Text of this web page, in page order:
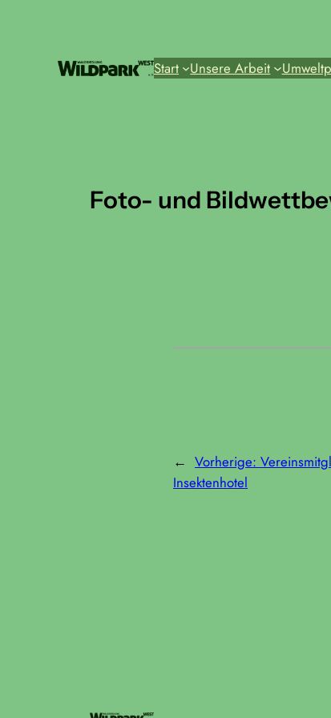
Start Unsere Arbeit
Foto- und
← Vorherige:
Insektenhotel